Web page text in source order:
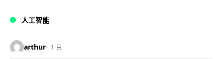
人工智能
arthur 1 日